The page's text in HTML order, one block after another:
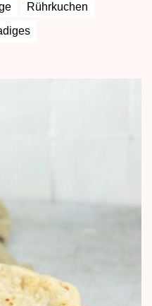
Rührkuchen